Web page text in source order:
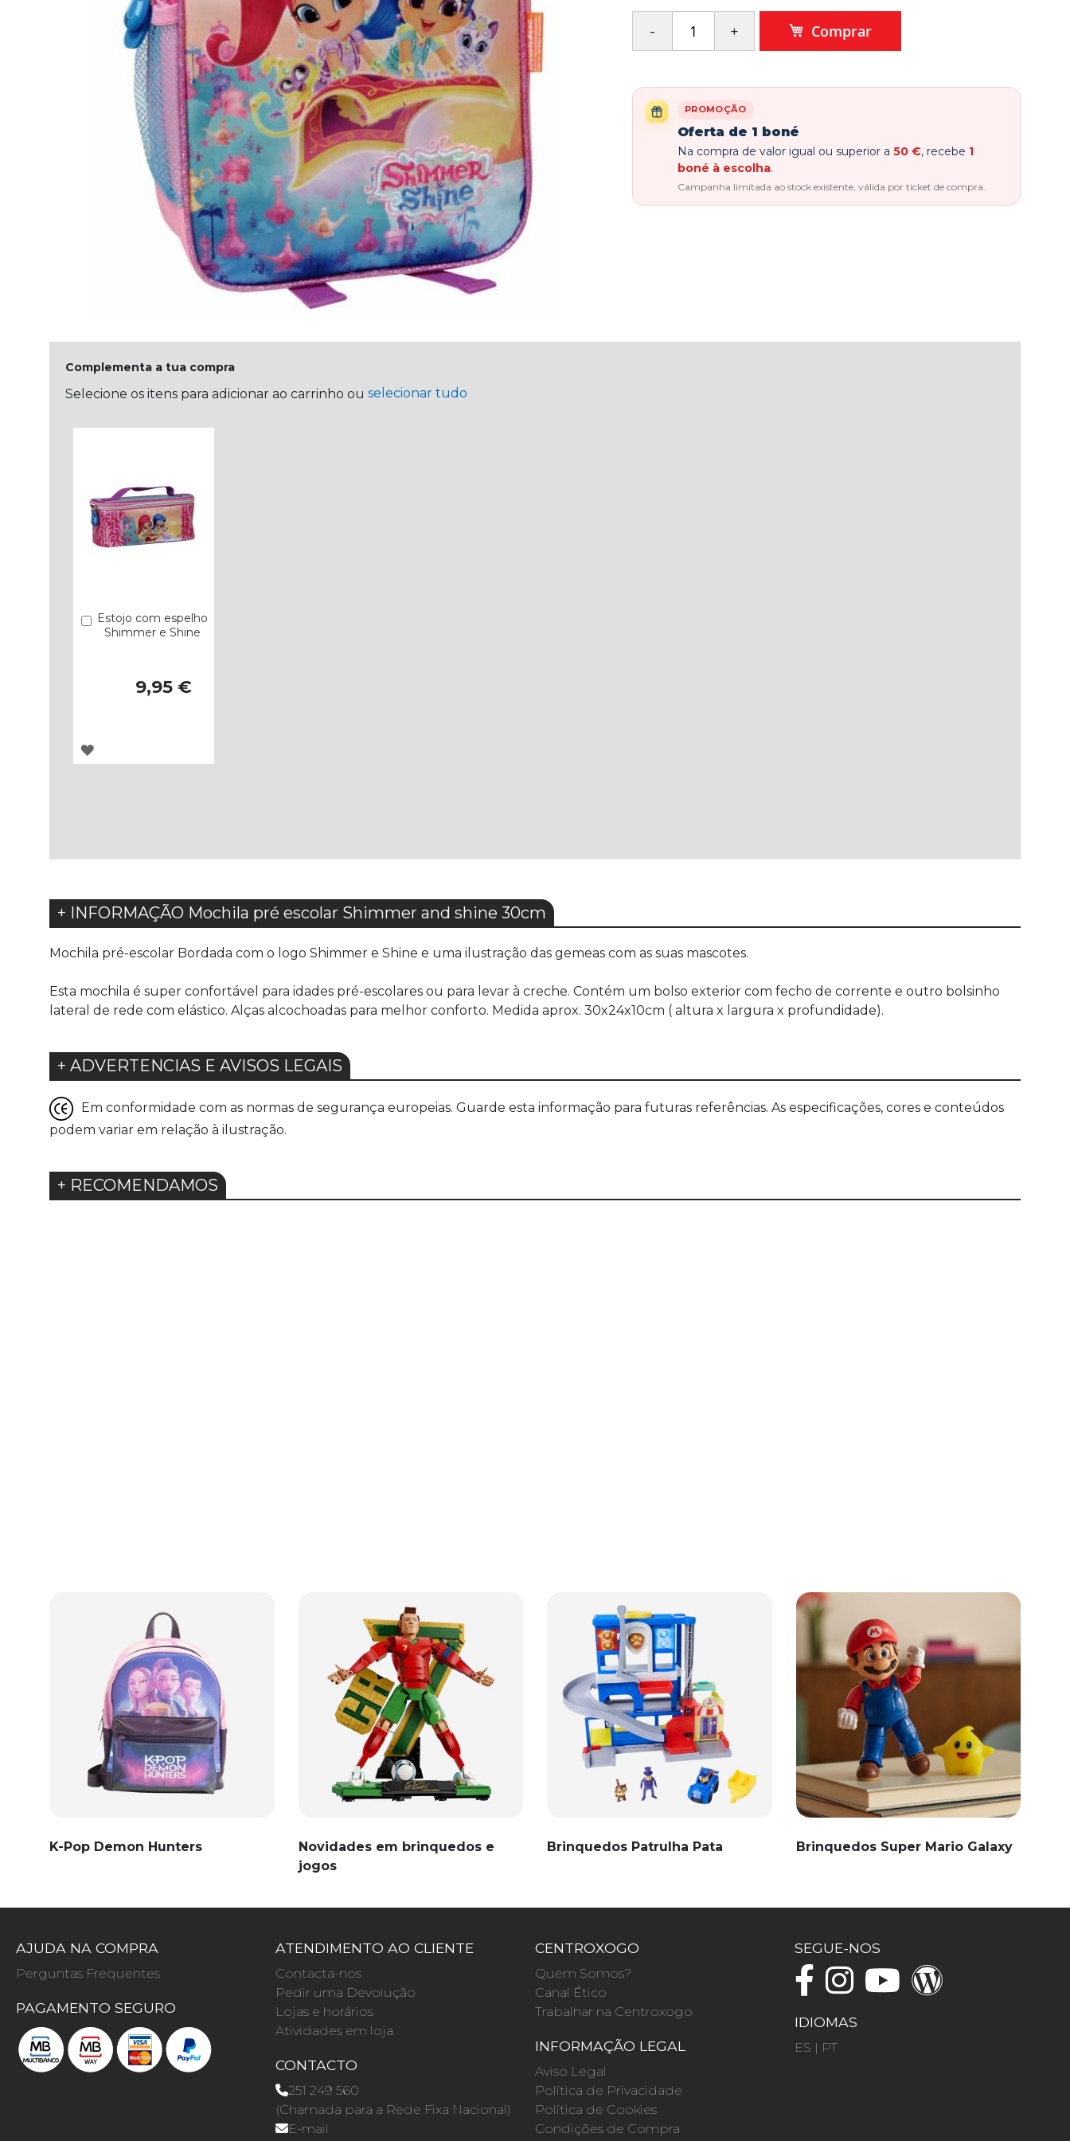
Comprar
PROMOÇÃO
Oferta de 1 boné
Na compra de valor igual ou superior a 50 €, recebe 1
boné à escolha.
Campanha limitada ao stock existente, válida por ticket de compra.
Complementa a tua compra
Selecione os itens para adicionar ao carrinho ou selecionar tudo
Estojo com espelho
Shimmer e Shine
9,95 €
Comprar
ADICIONAR
DESEJOS
+ INFORMAÇÃO Mochila pré escolar Shimmer and shine 30cm
Mochila pré-escolar Bordada com o logo Shimmer e Shine e uma ilustração das gemeas com as suas mascotes.
Esta mochila é super confortável para idades pré-escolares ou para levar à creche. Contém um bolso exterior com fecho de corrente e outro bolsinho
lateral de rede com elástico. Alças alcochoadas para melhor conforto. Medida aprox. 30x24x10cm ( altura x largura x profundidade).
+ ADVERTENCIAS E AVISOS LEGAIS
Em conformidade com as normas de segurança europeias. Guarde esta informação para futuras referências. As especificações, cores e conteúdos
podem variar em relação à ilustração.
+ RECOMENDAMOS
K-Pop Demon Hunters
Novidades em brinquedos e
jogos
Brinquedos Patrulha Pata Brinquedos Super Mario Galaxy
AJUDA NA COMPRA
Perguntas Frequentes
PAGAMENTO SEGURO
ATENDIMENTO AO CLIENTE
Contacta-nos
Pedir uma Devolução
Lojas e horários
Atividades em loja
CONTACTO
251 249 560
(Chamada para a Rede Fixa Nacional)
E-mail
CENTROXOGO
Quem Somos?
Canal Ético
Trabalhar na Centroxogo
INFORMAÇÃO LEGAL
Aviso Legal
Política de Privacidade
Política de Cookies
Condições de Compra
SEGUE-NOS
IDIOMAS
ES | PT